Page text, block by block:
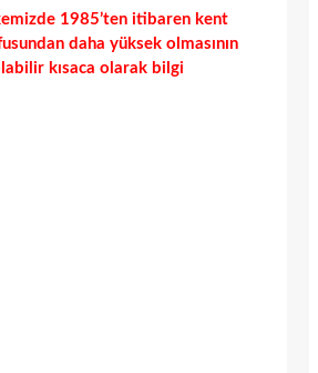
1985’ten itibaren kent
daha yüksek olmasının
kısaca olarak bilgi